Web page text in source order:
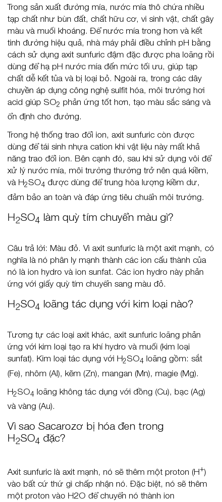
Trong sản xuất đường mía, nước mía thô chứa nhiều
tạp chất như bùn đất, chất hữu cơ, vi sinh vật, chất gây
màu và muối khoáng. Để nước mía trong hơn và kết
tinh đường hiệu quả, nhà máy phải điều chỉnh pH bằng
cách sử dụng axit sunfuric đậm đặc được pha loãng rồi
dùng để hạ pH nước mía đến mức tối ưu, giúp tạp
chất dễ kết tủa và bị loại bỏ. Ngoài ra, trong các dây
chuyền áp dụng công nghệ sulfit hóa, môi trường hơi
acid giúp SO2 phản ứng tốt hơn, tạo màu sắc sáng và
ổn định cho đường.
Trong hệ thống trao đổi ion, axit sunfuric còn được
dùng để tái sinh nhựa cation khi vật liệu này mất khả
năng trao đổi ion. Bên cạnh đó, sau khi sử dụng vôi để
xử lý nước mía, môi trường thường trở nên quá kiềm,
và H2SO4 được dùng để trung hòa lượng kiềm dư,
đảm bảo an toàn và đáp ứng tiêu chuẩn môi trường.
H2SO4 làm quỳ tím chuyển màu gì?
Câu trả lời: Màu đỏ. Vì axit sunfuric là một axit mạnh, có
nghĩa là nó phân ly mạnh thành các ion cấu thành của
nó là ion hydro và ion sunfat. Các ion hydro này phản
ứng với giấy quỳ tím chuyển sang màu đỏ.
H2SO4 loãng tác dụng với kim loại nào?
Tương tự các loại axit khác, axit sunfuric loãng phản
ứng với kim loại tạo ra khí hydro và muối (kim loại
sunfat). Kim loại tác dụng với H2SO4 loãng gồm: sắt
(Fe), nhôm (Al), kẽm (Zn), mangan (Mn), magie (Mg).
H2SO4 loãng không tác dụng với đồng (Cu), bạc (Ag)
và vàng (Au).
Vì sao Sacarozơ bị hóa đen trong
H2SO4 đặc?
Axit sunfuric là axit mạnh, nó sẽ thêm một proton (H+)
vào bất cứ thứ gì chấp nhận nó. Đặc biệt, nó sẽ thêm
một proton vào H2O để chuyển nó thành ion